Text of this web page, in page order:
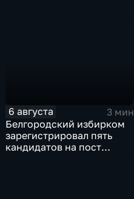
6 августа
3 мин
Белгородский избирком
зарегистрировал пять
кандидатов на пост